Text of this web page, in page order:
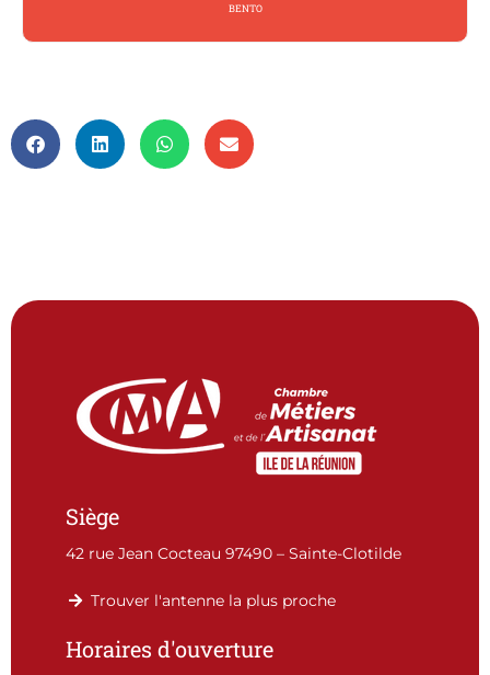
BENTO
Siège
42 rue Jean Cocteau 97490 – Sainte-Clotilde
Trouver l'antenne la plus proche
Horaires d'ouverture